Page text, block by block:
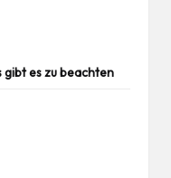
es zu beachten